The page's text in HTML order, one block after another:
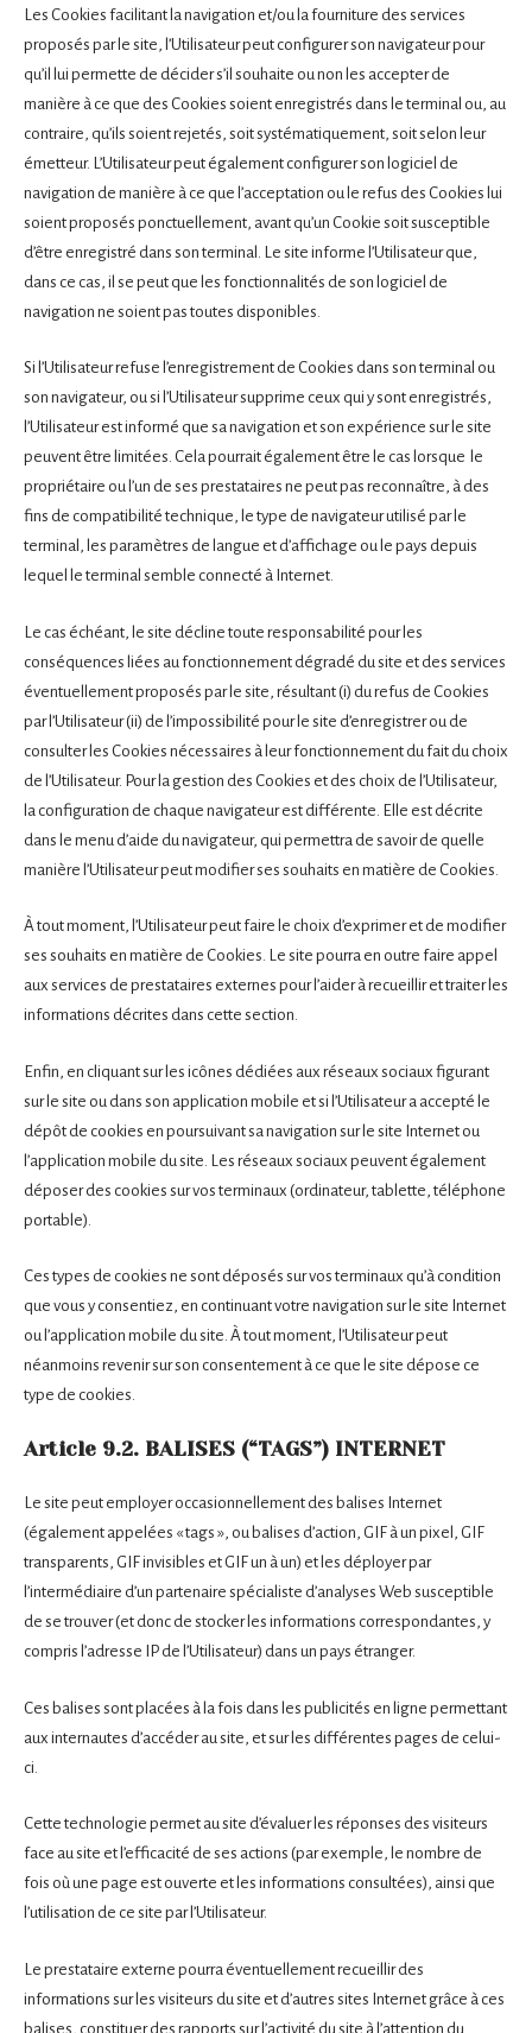
Les Cookies facilitant la navigation et/ou la fourniture des services
proposés par le site, l’Utilisateur peut configurer son navigateur pour
qu’il lui permette de décider s’il souhaite ou non les accepter de
manière à ce que des Cookies soient enregistrés dans le terminal ou, au
contraire, qu’ils soient rejetés, soit systématiquement, soit selon leur
émetteur. L’Utilisateur peut également configurer son logiciel de
navigation de manière à ce que l’acceptation ou le refus des Cookies lui
soient proposés ponctuellement, avant qu’un Cookie soit susceptible
d’être enregistré dans son terminal. Le site informe l’Utilisateur que,
dans ce cas, il se peut que les fonctionnalités de son logiciel de
navigation ne soient pas toutes disponibles.
Si l’Utilisateur refuse l’enregistrement de Cookies dans son terminal ou
son navigateur, ou si l’Utilisateur supprime ceux qui y sont enregistrés,
l’Utilisateur est informé que sa navigation et son expérience sur le site
peuvent être limitées. Cela pourrait également être le cas lorsque le
propriétaire ou l’un de ses prestataires ne peut pas reconnaître, à des
fins de compatibilité technique, le type de navigateur utilisé par le
terminal, les paramètres de langue et d’affichage ou le pays depuis
lequel le terminal semble connecté à Internet.
Le cas échéant, le site décline toute responsabilité pour les
conséquences liées au fonctionnement dégradé du site et des services
éventuellement proposés par le site, résultant (i) du refus de Cookies
par l’Utilisateur (ii) de l’impossibilité pour le site d’enregistrer ou de
consulter les Cookies nécessaires à leur fonctionnement du fait du choix
de l’Utilisateur. Pour la gestion des Cookies et des choix de l’Utilisateur,
la configuration de chaque navigateur est différente. Elle est décrite
dans le menu d’aide du navigateur, qui permettra de savoir de quelle
manière l’Utilisateur peut modifier ses souhaits en matière de Cookies.
À tout moment, l’Utilisateur peut faire le choix d’exprimer et de modifier
ses souhaits en matière de Cookies. Le site pourra en outre faire appel
aux services de prestataires externes pour l’aider à recueillir et traiter les
informations décrites dans cette section.
Enfin, en cliquant sur les icônes dédiées aux réseaux sociaux figurant
sur le site ou dans son application mobile et si l’Utilisateur a accepté le
dépôt de cookies en poursuivant sa navigation sur le site Internet ou
l’application mobile du site. Les réseaux sociaux peuvent également
déposer des cookies sur vos terminaux (ordinateur, tablette, téléphone
portable).
Ces types de cookies ne sont déposés sur vos terminaux qu’à condition
que vous y consentiez, en continuant votre navigation sur le site Internet
ou l’application mobile du site. À tout moment, l’Utilisateur peut
néanmoins revenir sur son consentement à ce que le site dépose ce
type de cookies.
Article 9.2. BALISES (“TAGS”) INTERNET
Le site peut employer occasionnellement des balises Internet
(également appelées « tags », ou balises d’action, GIF à un pixel, GIF
transparents, GIF invisibles et GIF un à un) et les déployer par
l’intermédiaire d’un partenaire spécialiste d’analyses Web susceptible
de se trouver (et donc de stocker les informations correspondantes, y
compris l’adresse IP de l’Utilisateur) dans un pays étranger.
Ces balises sont placées à la fois dans les publicités en ligne permettant
aux internautes d’accéder au site, et sur les différentes pages de celui-
ci.
Cette technologie permet au site d’évaluer les réponses des visiteurs
face au site et l’efficacité de ses actions (par exemple, le nombre de
fois où une page est ouverte et les informations consultées), ainsi que
l’utilisation de ce site par l’Utilisateur.
Le prestataire externe pourra éventuellement recueillir des
informations sur les visiteurs du site et d’autres sites Internet grâce à ces
balises, constituer des rapports sur l’activité du site à l’attention du